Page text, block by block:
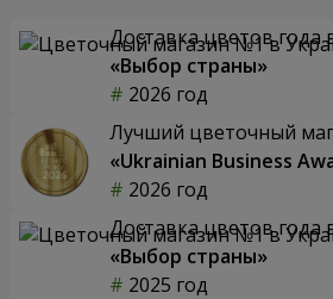
Доставка цветов года
«Выбор страны»
2026 год
Лучший цветочный
«Ukrainian Business
2026 год
Доставка цветов года
«Выбор страны»
2025 год